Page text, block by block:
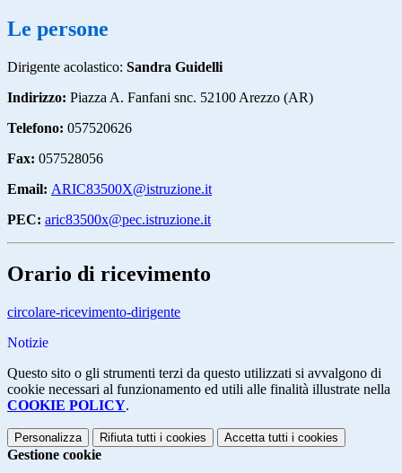
Le persone
Dirigente acolastico: Sandra Guidelli
Indirizzo: Piazza A. Fanfani snc. 52100 Arezzo (AR)
Telefono: 057520626
Fax: 057528056
Email: ARIC83500X@istruzione.it
PEC: aric83500x@pec.istruzione.it
Orario di ricevimento
circolare-ricevimento-dirigente
Notizie
Questo sito o gli strumenti terzi da questo utilizzati si avvalgono di
cookie necessari al funzionamento ed utili alle finalità illustrate nella
COOKIE POLICY.
Personalizza Rifiuta tutti i cookies Accetta tutti i cookies
Gestione cookie